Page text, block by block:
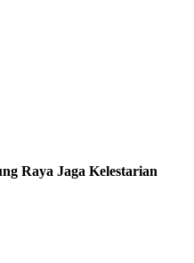
Raya Jaga Kelestarian